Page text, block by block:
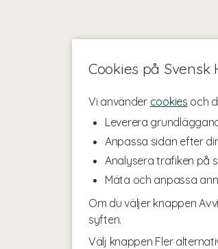
Cookies på Svensk
Vi använder cookies och
Leverera
Anpassa sidan efter
Analysera trafiken på
Mäta och anpassa
Om du väljer knappen
syften.
Välj knappen Fler